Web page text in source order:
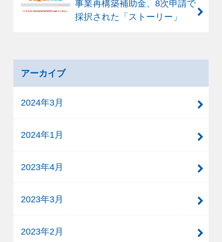
事業再構築補助金、8次申請で
採択された「ストーリー」
アーカイブ
2024年3月
2024年1月
2023年4月
2023年3月
2023年2月